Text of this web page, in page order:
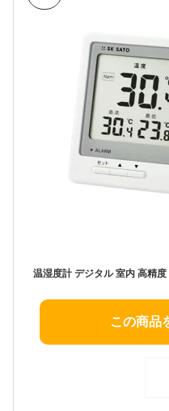
この商品